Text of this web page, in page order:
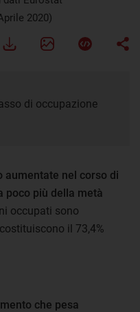
2020)
di occupazione
aumentate nel corso di
poco più della metà
occupati sono
il 73,4%
che pesa